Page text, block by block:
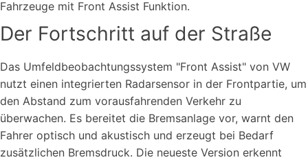
Der Fortschritt auf der Straße
Das Umfeldbeobachtungssystem "Front Assist" von VW
nutzt einen integrierten Radarsensor in der Frontpartie, um
den Abstand zum vorausfahrenden Verkehr zu
überwachen. Es bereitet die Bremsanlage vor, warnt den
Fahrer optisch und akustisch und erzeugt bei Bedarf
zusätzlichen Bremsdruck. Die neueste Version erkennt